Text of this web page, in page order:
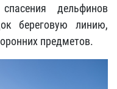
дельфинов
береговую линию,
предметов.